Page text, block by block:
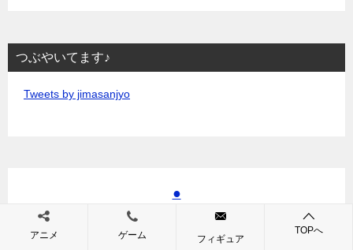
つぶやいてます♪
Tweets by jimasanjyo
●
アニメ ゲーム フィギュア
TOPへ